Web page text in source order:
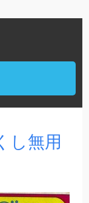
し無用